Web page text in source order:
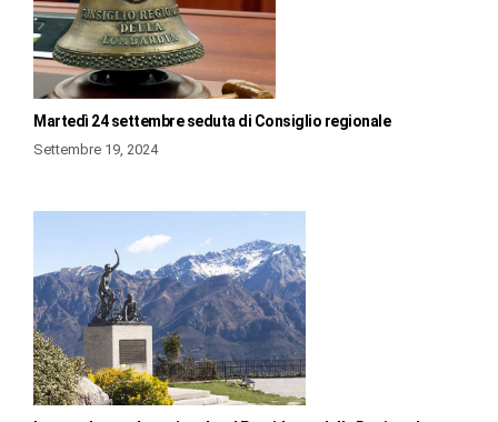
Martedì 24 settembre seduta di Consiglio regionale
Settembre 19, 2024